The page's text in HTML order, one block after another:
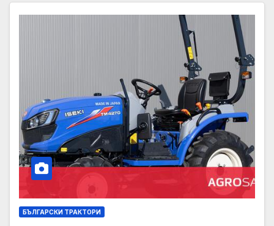
БЪЛГАРСКИ ТРАКТОРИ